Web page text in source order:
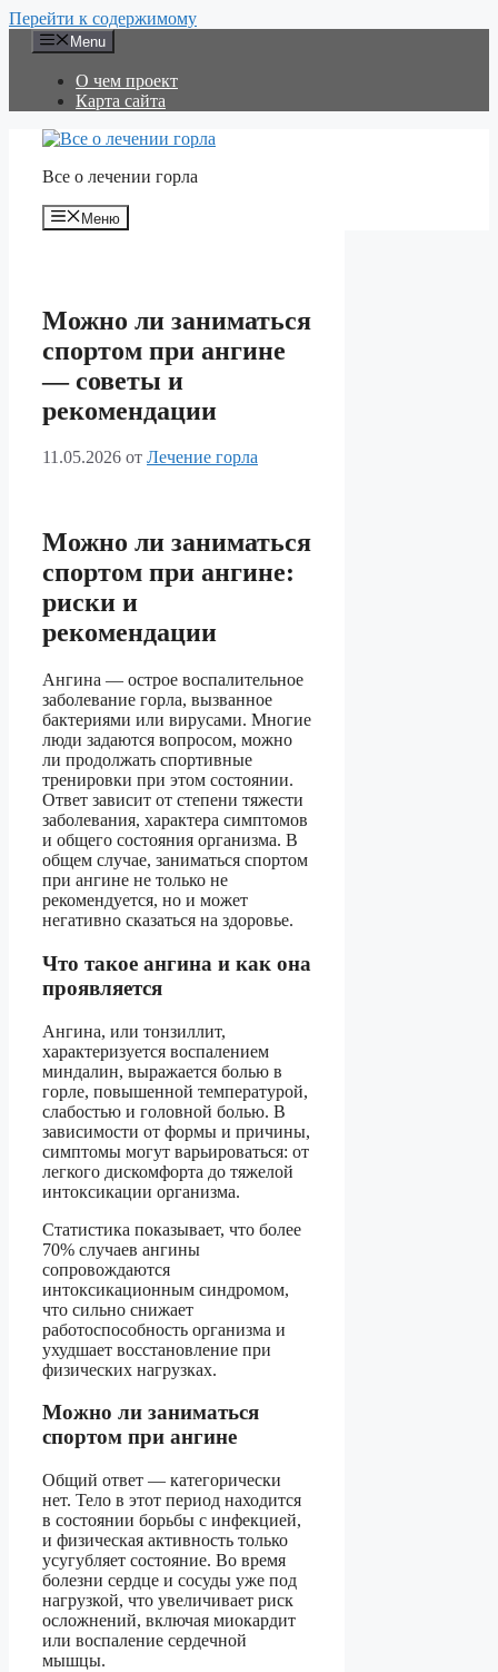
Перейти к содержимому
Menu
О чем проект
Карта сайта
Все о лечении горла
Меню
Можно ли заниматься
спортом при ангине
— советы и
рекомендации
11.05.2026 от Лечение горла
Можно ли заниматься
спортом при ангине:
риски и
рекомендации
Ангина — острое воспалительное
заболевание горла, вызванное
бактериями или вирусами. Многие
люди задаются вопросом, можно
ли продолжать спортивные
тренировки при этом состоянии.
Ответ зависит от степени тяжести
заболевания, характера симптомов
и общего состояния организма. В
общем случае, заниматься спортом
при ангине не только не
рекомендуется, но и может
негативно сказаться на здоровье.
Что такое ангина и как она
проявляется
Ангина, или тонзиллит,
характеризуется воспалением
миндалин, выражается болью в
горле, повышенной температурой,
слабостью и головной болью. В
зависимости от формы и причины,
симптомы могут варьироваться: от
легкого дискомфорта до тяжелой
интоксикации организма.
Статистика показывает, что более
70% случаев ангины
сопровождаются
интоксикационным синдромом,
что сильно снижает
работоспособность организма и
ухудшает восстановление при
физических нагрузках.
Можно ли заниматься
спортом при ангине
Общий ответ — категорически
нет. Тело в этот период находится
в состоянии борьбы с инфекцией,
и физическая активность только
усугубляет состояние. Во время
болезни сердце и сосуды уже под
нагрузкой, что увеличивает риск
осложнений, включая миокардит
или воспаление сердечной
мышцы.